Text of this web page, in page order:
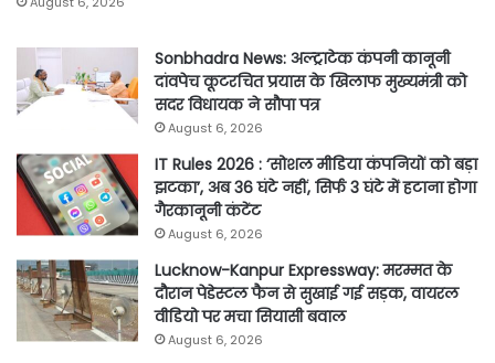
Sonbhadra News: अल्ट्राटेक कंपनी कानूनी
दांवपेच कूटरचित प्रयास के खिलाफ मुख्यमंत्री को
सदर विधायक ने सौपा पत्र
August 6, 2026
IT Rules 2026 : ‘सोशल मीडिया कंपनियों को बड़ा
झटका’, अब 36 घंटे नहीं, सिर्फ 3 घंटे में हटाना होगा
गैरकानूनी कंटेंट
August 6, 2026
Lucknow-Kanpur Expressway: मरम्मत के
दौरान पेडेस्टल फैन से सुखाई गई सड़क, वायरल
वीडियो पर मचा सियासी बवाल
August 6, 2026